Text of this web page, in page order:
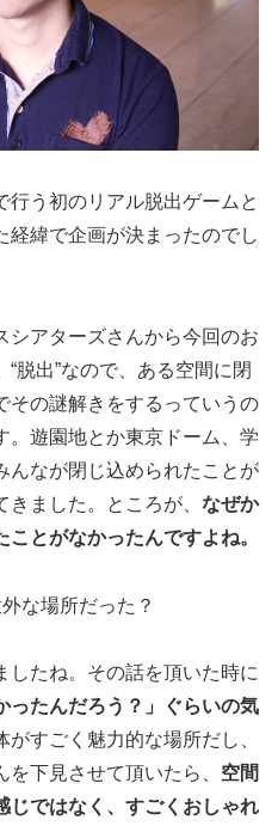
う初のリアル脱出ゲームと
経緯で企画が決まったのでし
シアターズさんから今回のお
脱出”なので、ある空間に閉
その謎解きをするっていうの
。遊園地とか東京ドーム、学
んなが閉じ込められたことが
ました。ところが、 なぜか
とがなかったんですよね。
な場所だった？
したね。その話を頂いた時に
ったんだろう？」ぐらいの気
がすごく魅力的な場所だし、
下見させて頂いたら、 空間
じではなく、すごくおしゃれ